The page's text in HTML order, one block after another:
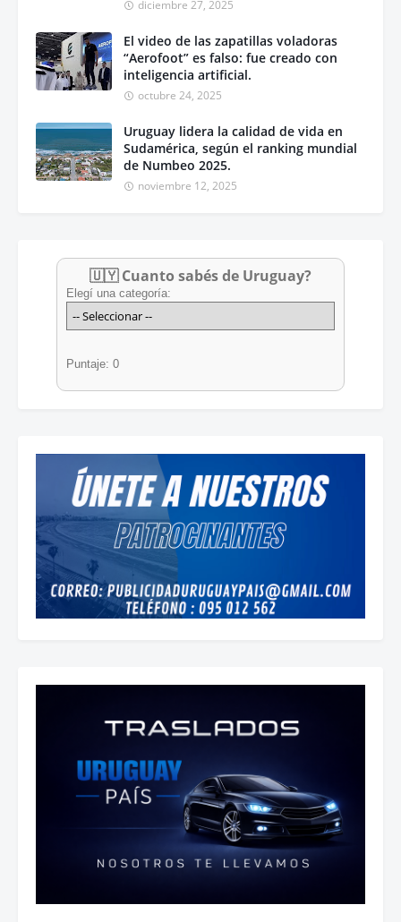
diciembre 27, 2025
El video de las zapatillas voladoras
“Aerofoot” es falso: fue creado con
inteligencia artificial.
octubre 24, 2025
Uruguay lidera la calidad de vida en
Sudamérica, según el ranking mundial
de Numbeo 2025.
noviembre 12, 2025
🇺🇾 Cuanto sabés de Uruguay?
Elegí una categoría:
Puntaje: 0